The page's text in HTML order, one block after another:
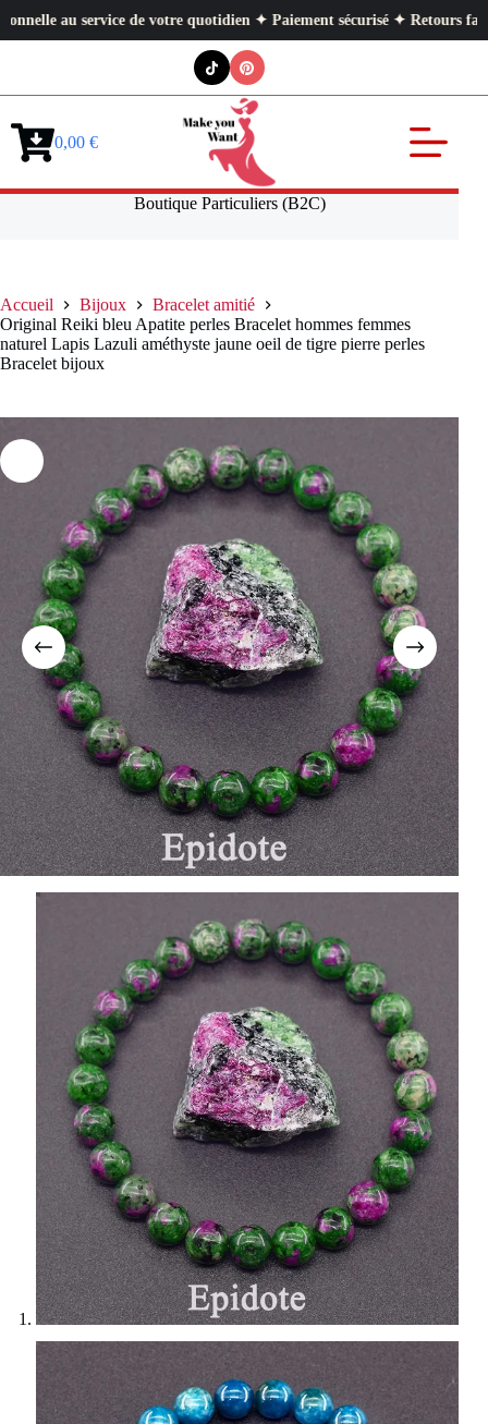
service de votre quotidien ✦ Paiement sécurisé ✦ Retours faciles
Panier0,00 €
Boutique Particuliers (B2C)
Accueil Bijoux
Bracelet amitié
Original Reiki bleu Apatite perles Bracelet hommes femmes
naturel Lapis Lazuli améthyste jaune oeil de tigre pierre perles
Bracelet bijoux